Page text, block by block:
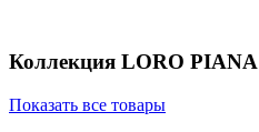
Коллекция LORO PIANA
Показать все товары